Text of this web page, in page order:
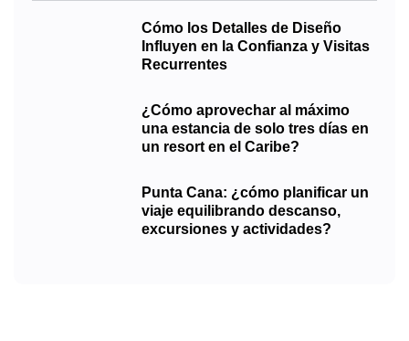
Cómo los Detalles de Diseño
Influyen en la Confianza y Visitas
Recurrentes
¿Cómo aprovechar al máximo
una estancia de solo tres días en
un resort en el Caribe?
Punta Cana: ¿cómo planificar un
viaje equilibrando descanso,
excursiones y actividades?